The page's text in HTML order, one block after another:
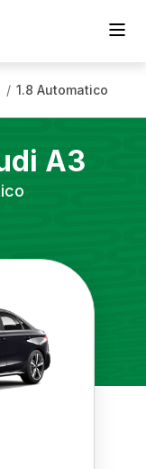
/ 1.8 Automatico
A3